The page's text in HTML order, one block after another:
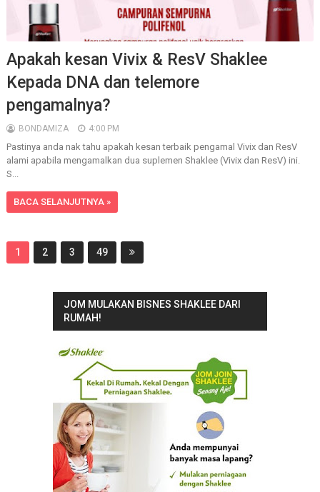
Apakah kesan Vivix & ResV Shaklee
Kepada DNA dan telemore
pengamalnya?
BONDAMIZA 4:00 PM
Pastinya anda nak tahu apakah kesan terbaik pengamal Vivix dan ResV
alami apabila mengamalkan dua suplemen Shaklee (Vivix dan ResV) ini.
S...
BACA SELANJUTNYA »
1 2 3 49
JOM MULAKAN BISNES SHAKLEE DARI
RUMAH!